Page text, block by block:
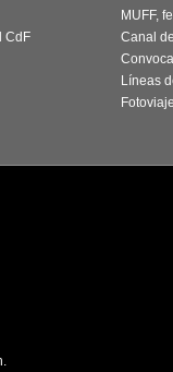
CdF
MUFF,
Canal
Líneas